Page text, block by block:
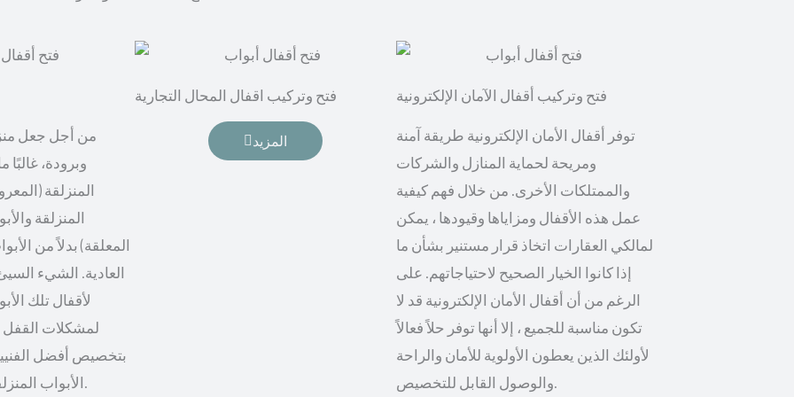
من أجل جعل
وبرودة، غالبًا
المنزلقة
المنزلقة
المعلقة) بدلاً من
العادية. الشيء
لأقفال تلك
لمشكلات القفل
بتخصيص أفضل
فتح وتركيب اقفال المحال التجارية
المزيد
توفر أقفال الأمان الإلكترونية طريقة آمنة
ومريحة لحماية المنازل والشركات
والممتلكات الأخرى. من خلال فهم كيفية
عمل هذه الأقفال ومزاياها وقيودها ، يمكن
لمالكي العقارات اتخاذ قرار مستنير بشأن ما
إذا كانوا الخيار الصحيح لاحتياجاتهم. على
الرغم من أن أقفال الأمان الإلكترونية قد لا
تكون مناسبة للجميع ، إلا أنها توفر حلاً فعالاً
لأولئك الذين يعطون الأولوية للأمان والراحة